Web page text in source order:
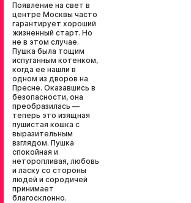
Появление на свет в
центре Москвы часто
гарантирует хороший
жизненный старт. Но
не в этом случае.
Пушка была тощим
испуганным котенком,
когда ее нашли в
одном из дворов на
Пресне. Оказавшись в
безопасности, она
преобразилась —
теперь это изящная
пушистая кошка с
выразительным
взглядом. Пушка
спокойная и
неторопливая, любовь
и ласку со стороны
людей и сородичей
принимает
благосклонно.